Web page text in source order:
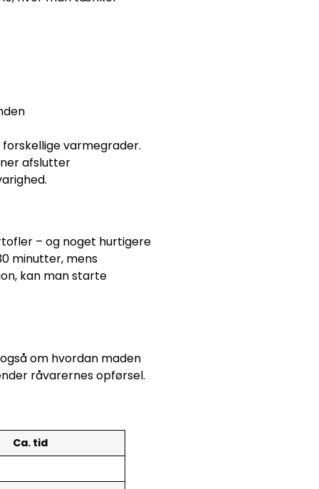
varmegrader.
afslutter
– og noget hurtigere
minutter, mens
kan man starte
om hvordan maden
råvarernes opførsel.
Ca. tid